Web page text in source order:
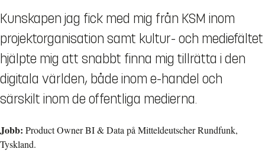
Kunskapen jag fick med mig från KSM inom
projektorganisation samt kultur- och mediefältet
hjälpte mig att snabbt finna mig tillrätta i den
digitala världen, både inom e-handel och
särskilt inom de offentliga medierna.
Jobb: Product Owner BI & Data på Mitteldeutscher Rundfunk,
Tyskland.